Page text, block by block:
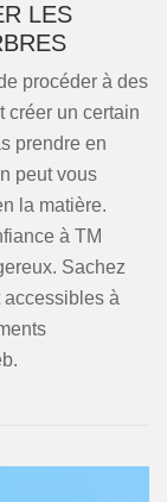
LES
procéder à des
créer un certain
prendre en
peut vous
la matière.
à TM
Sachez
à